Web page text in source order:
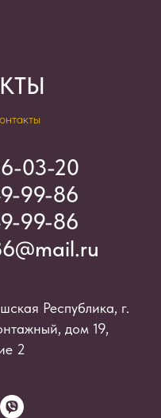
03-20
99-86
99-86
Республика, г.
дом 19,
2